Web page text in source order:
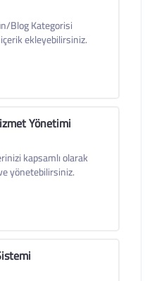
Blog Kategorisi
ekleyebilirsiniz.
Yönetimi
kapsamlı olarak
yönetebilirsiniz.